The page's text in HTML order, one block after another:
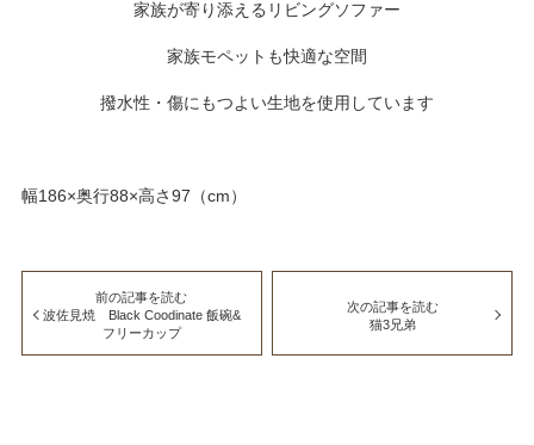
家族が寄り添えるリビングソファー
家族モペットも快適な空間
撥水性・傷にもつよい生地を使用しています
幅186×奥行88×高さ97（cm）
前の記事を読む
波佐見焼 Black Coodinate 飯碗&
フリーカップ
次の記事を読む
猫3兄弟